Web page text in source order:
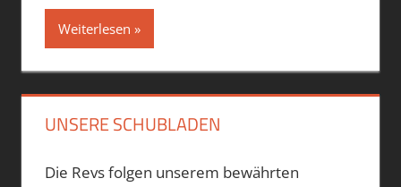
Weiterlesen
UNSERE SCHUBLADEN
Die Revs folgen unserem bewährten